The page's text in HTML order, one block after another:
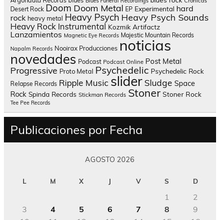
Desert Rock Doom Doom Metal EP Experimental hard
rock heavy metal Heavy Psych Heavy Psych Sounds
Heavy Rock Instrumental Kozmik Artifactz
Lanzamientos Magnetic Eye Records Majestic Mountain Records
Napalm Records Nooirax Producciones noticias
novedades Podcast Podcast Online Post Metal
Progressive Proto Metal Psychedelic Psychedelic Rock
Relapse Records Ripple Music slider Sludge Space
Rock Spinda Records Stickman Records Stoner Stoner Rock
Tee Pee Records
Publicaciones por Fecha
AGOSTO 2026
L M X J V S D
1
2
3
4 5 6 7 8
9